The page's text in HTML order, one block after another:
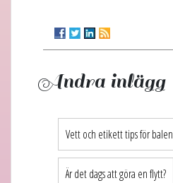
Andra inlägg
Vett och etikett tips för balen
Är det dags att göra en flytt?